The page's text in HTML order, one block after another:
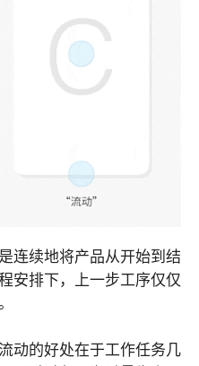
连续地将产品从开始到结
安排下，上一步工序仅仅
动的好处在于工作任务几